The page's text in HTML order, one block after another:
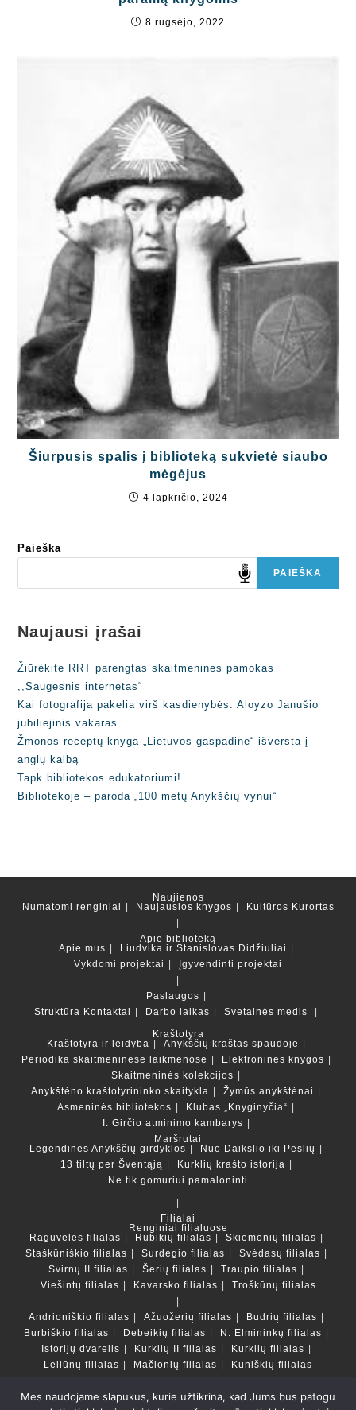
8 rugsėjo, 2022
Šiurpusis spalis į biblioteką sukvietė siaubo
mėgėjus
4 lapkričio, 2024
Paieška
PAIEŠKA
Naujausi įrašai
Žiūrėkite RRT parengtas skaitmenines pamokas
,,Saugesnis internetas“
Kai fotografija pakelia virš kasdienybės: Aloyzo Janušio
jubiliejinis vakaras
Žmonos receptų knyga „Lietuvos gaspadinė“ išversta į
anglų kalbą
Tapk bibliotekos edukatoriumi!
Bibliotekoje – paroda „100 metų Anykščių vynui“
Naujienos
Numatomi renginiai
Naujausios knygos Kultūros Kurortas
Apie biblioteką
Apie mus
Liudvika ir Stanislovas Didžiuliai
Vykdomi projektai
Įgyvendinti projektai
Paslaugos
Struktūra Kontaktai Darbo laikas
Svetainės medis
Kraštotyra
Kraštotyra ir leidyba
Anykščių kraštas spaudoje
Periodika skaitmeninėse laikmenose
Elektroninės knygos
Skaitmeninės kolekcijos
Anykštėno kraštotyrininko skaitykla
Žymūs anykštėnai
Asmeninės bibliotekos
Klubas „Knyginyčia“
I. Girčio atminimo kambarys
Maršrutai
Legendinės Anykščių girdyklos
Nuo Daikslio iki Peslių
13 tiltų per Šventąją
Kurklių krašto istorija
Ne tik gomuriui pamaloninti
Filialai
Renginiai filialuose
Raguvėlės filialas
Rubikių filialas
Skiemonių filialas
Staškūniškio filialas
Surdegio filialas
Svėdasų filialas
Svirnų II filialas
Šerių filialas
Traupio filialas
Viešintų filialas
Kavarsko filialas Troškūnų filialas
Andrioniškio filialas Ažuožerių filialas
Budrių filialas
Burbiškio filialas
Debeikių filialas
N. Elmininkų filialas
Istorijų dvarelis
Kurklių II filialas
Kurklių filialas
Leliūnų filialas
Mačionių filialas Kuniškių filialas
Duomenų bazės ir katalogai
Mes naudojame slapukus, kurie užtikrina, kad Jums bus patogu